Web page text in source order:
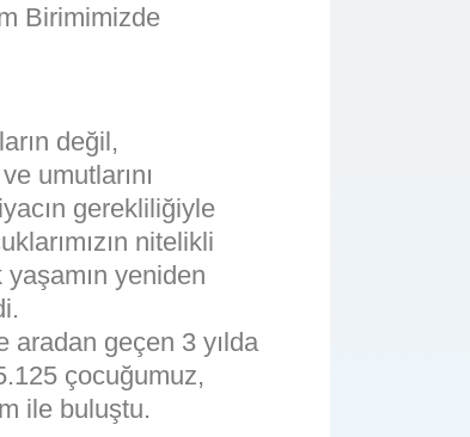
Birimimizde
değil,
umutlarını
gerekliliğiyle
nitelikli
yeniden
aradan geçen 3 yılda
çocuğumuz,
ile buluştu.